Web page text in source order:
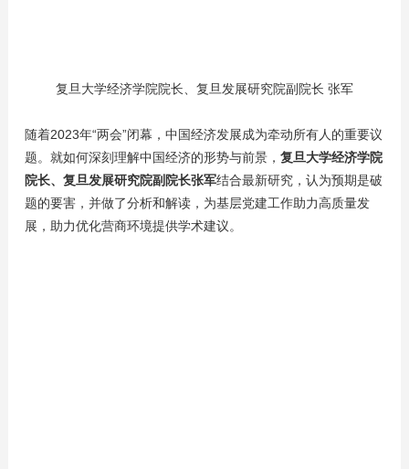
复旦大学经济学院院长、复旦发展研究院副院长 张军
随着2023年“两会”闭幕，中国经济发展成为牵动所有人的重要议
题。就如何深刻理解中国经济的形势与前景， 复旦大学经济学院
院长、复旦发展研究院副院长张军结合最新研究，认为预期是破
题的要害，并做了分析和解读，为基层党建工作助力高质量发
展，助力优化营商环境提供学术建议。